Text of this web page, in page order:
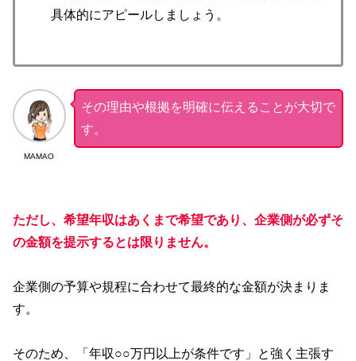
具体的にアピールしましょう。
MAMAO
その理由や根拠を明確に伝えることが大切で
す。
ただし、希望年収はあくまで希望であり、企業側が必ずそ
の金額を提示するとは限りません。
企業側の予算や規程に合わせて最終的な金額が決まりま
す。
そのため、「年収○○万円以上が条件です」と強く主張す